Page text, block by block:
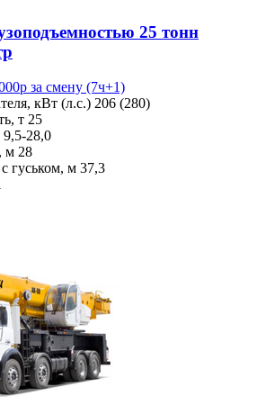
25 тонн
p за смену (7ч+1)
кВт (л.с.) 206 (280)
т 25
9,5-28,0
м 28
гуськом, м 37,3